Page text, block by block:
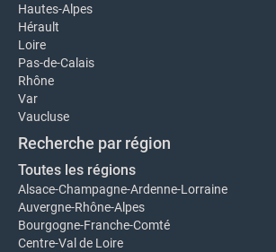
Hautes-Alpes
Hérault
Loire
Pas-de-Calais
Rhône
Var
Vaucluse
Recherche par région
Toutes les régions
Alsace-Champagne-Ardenne-Lorraine
Auvergne-Rhône-Alpes
Bourgogne-Franche-Comté
Centre-Val de Loire